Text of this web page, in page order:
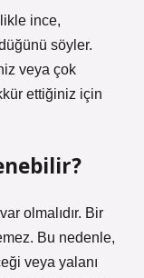
ince,
söyler.
veya çok
ettiğiniz için
olmalıdır. Bir
Bu nedenle,
veya yalanı